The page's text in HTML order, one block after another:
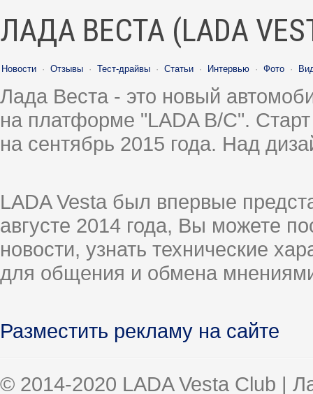
ЛАДА ВЕСТА (LADA
Новости · Отзывы · Тест-драйвы · Статьи · Интервью · Фото ·
Лада Веста - это новый
на платформе "LADA B/C".
на сентябрь 2015 года. Над
LADA Vesta был впервые
августе 2014 года, Вы можете
новости, узнать технические
для общения и обмена
Разместить рекламу на сайте
© 2014-2020 LADA Vesta Club |